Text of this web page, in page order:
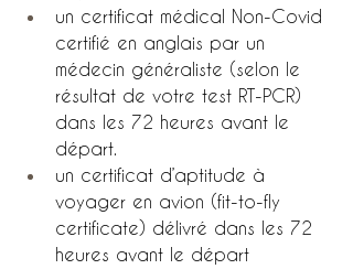
un certificat médical Non-Covid
certifié en anglais par un
médecin généraliste (selon le
résultat de votre test RT-PCR)
dans les 72 heures avant le
départ.
un certificat d’aptitude à
voyager en avion (fit-to-fly
certificate) délivré dans les 72
heures avant le départ